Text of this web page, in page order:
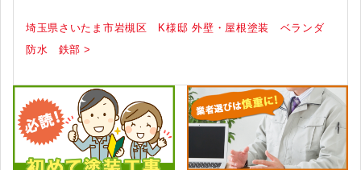
埼玉県さいたま市岩槻区 K様邸 外壁・屋根塗装 ベランダ
防水 鉄部 >